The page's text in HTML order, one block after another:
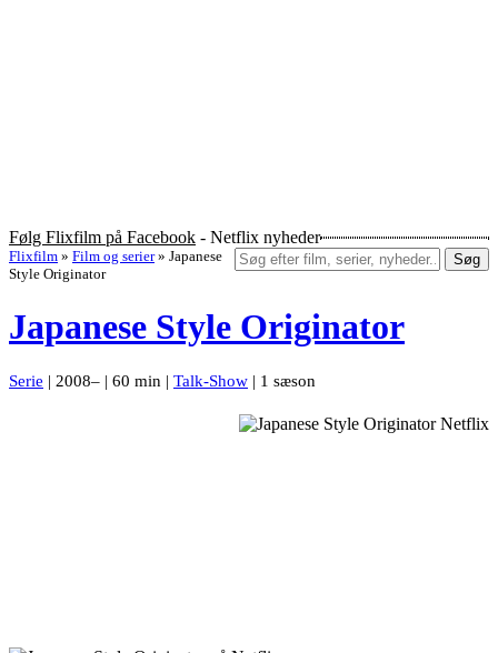
Følg Flixfilm på Facebook - Netflix nyheder
Søg
Flixfilm » Film og serier » Japanese
Style Originator
Japanese Style Originator
Serie | 2008– | 60 min | Talk-Show | 1 sæson